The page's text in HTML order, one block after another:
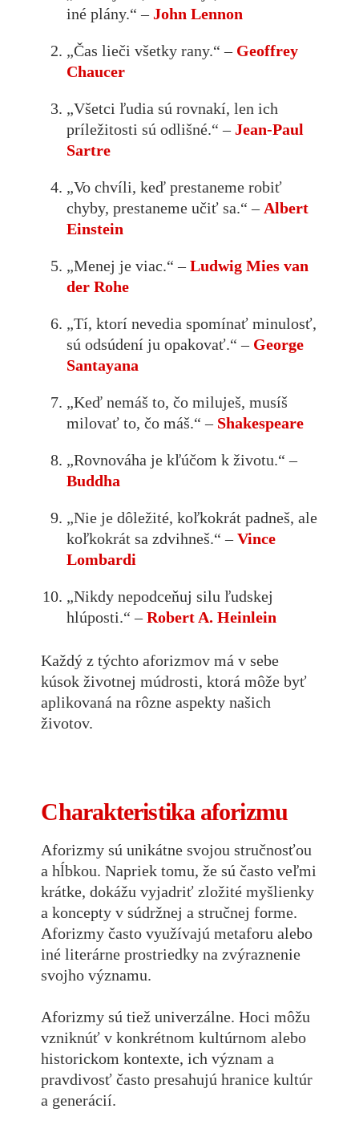
iné plány.“ –John Lennon
„Čas lieči všetky rany.“ – Geoffrey
Chaucer
„Všetci ľudia sú rovnakí, len ich
príležitosti sú odlišné.“ –Jean-Paul
Sartre
„Vo chvíli, keď prestaneme robiť
chyby, prestaneme učiť sa.“ – Albert
Einstein
„Menej je viac.“ –Ludwig Mies van
der Rohe
„Tí, ktorí nevedia spomínať minulosť,
sú odsúdení ju opakovať.“ – George
Santayana
„Keď nemáš to, čo miluješ, musíš
milovať to, čo máš.“ – Shakespeare
„Rovnováha je kľúčom k životu.“ –
Buddha
„Nie je dôležité, koľkokrát padneš, ale
koľkokrát sa zdvihneš.“ –Vince
Lombardi
„Nikdy nepodceňuj silu ľudskej
hlúposti.“ –Robert A. Heinlein
Každý z týchto aforizmov má v sebe
kúsok životnej múdrosti, ktorá môže byť
aplikovaná na rôzne aspekty našich
životov.
Charakteristika aforizmu
Aforizmy sú unikátne svojou stručnosťou
a hĺbkou. Napriek tomu, že sú často veľmi
krátke, dokážu vyjadriť zložité myšlienky
a koncepty v súdržnej a stručnej forme.
Aforizmy často využívajú metaforu alebo
iné literárne prostriedky na zvýraznenie
svojho významu.
Aforizmy sú tiež univerzálne. Hoci môžu
vzniknúť v konkrétnom kultúrnom alebo
historickom kontexte, ich význam a
pravdivosť často presahujú hranice kultúr
a generácií.